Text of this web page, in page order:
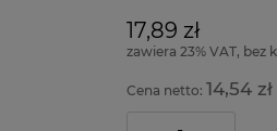
17,89 zł
zawiera 23% VAT,
Cena netto: 14,54 zł